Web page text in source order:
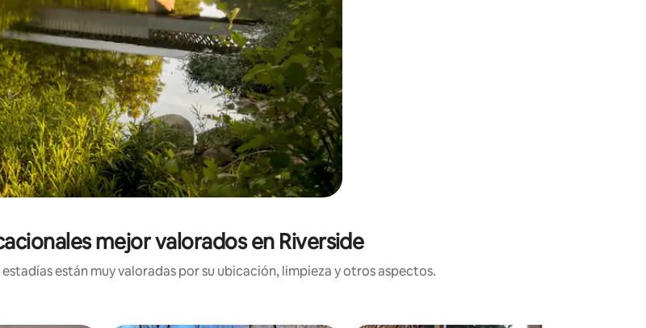
mejor valorados en Riverside
están muy valoradas por su ubicación, limpieza y otros aspectos.